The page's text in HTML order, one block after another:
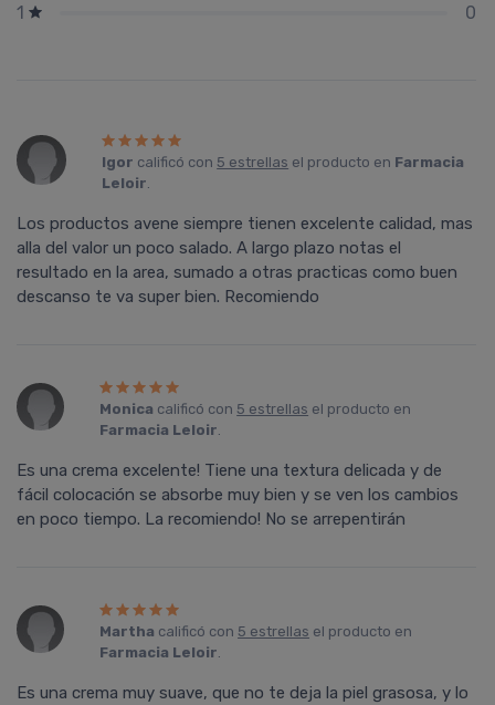
1
0
Igor calificó con 5 estrellas el producto en Farmacia
Leloir.
Los productos avene siempre tienen excelente calidad, mas
alla del valor un poco salado. A largo plazo notas el
resultado en la area, sumado a otras practicas como buen
descanso te va super bien. Recomiendo
Monica calificó con 5 estrellas el producto en
Farmacia Leloir.
Es una crema excelente! Tiene una textura delicada y de
fácil colocación se absorbe muy bien y se ven los cambios
en poco tiempo. La recomiendo! No se arrepentirán
Martha calificó con 5 estrellas el producto en
Farmacia Leloir.
Es una crema muy suave, que no te deja la piel grasosa, y lo